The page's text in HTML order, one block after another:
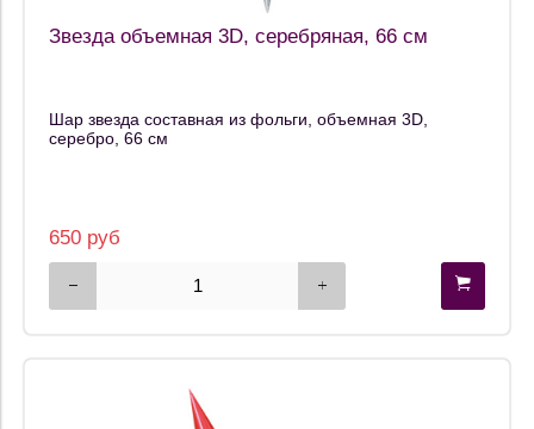
Звезда объемная 3D, серебряная, 66 см
Шар звезда составная из фольги, объемная 3D,
серебро, 66 см
650 руб